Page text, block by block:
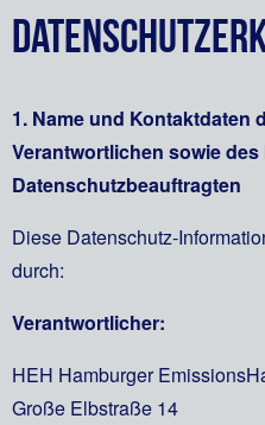
1. Name und Kontaktdaten
Verantwortlichen sowie
Datenschutzbeauftragten
Diese Datenschutz-
durch:
Verantwortlicher:
HEH Hamburger
Große Elbstraße 14